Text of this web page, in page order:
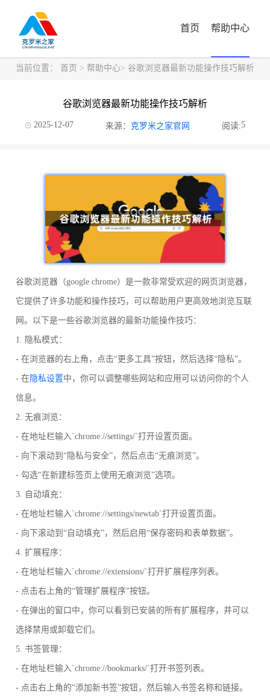
首页 帮助中心
当前位置： 首页 > 帮助中心> 谷歌浏览器最新功能操作技巧解析
谷歌浏览器最新功能操作技巧解析
2025-12-07 来源： 克罗米之家官网 阅读:5
谷歌浏览器（google chrome）是一款非常受欢迎的网页浏览器，
它提供了许多功能和操作技巧，可以帮助用户更高效地浏览互联
网。以下是一些谷歌浏览器的最新功能操作技巧：
1. 隐私模式：
- 在浏览器的右上角，点击“更多工具”按钮，然后选择“隐私”。
- 在 隐私设置中，你可以调整哪些网站和应用可以访问你的个人
信息。
2. 无痕浏览：
- 在地址栏输入`chrome://settings/`打开设置页面。
- 向下滚动到“隐私与安全”，然后点击“无痕浏览”。
- 勾选“在新建标签页上使用无痕浏览”选项。
3. 自动填充：
- 在地址栏输入`chrome://settings/newtab`打开设置页面。
- 向下滚动到“自动填充”，然后启用“保存密码和表单数据”。
4. 扩展程序：
- 在地址栏输入`chrome://extensions/`打开扩展程序列表。
- 点击右上角的“管理扩展程序”按钮。
- 在弹出的窗口中，你可以看到已安装的所有扩展程序，并可以
选择禁用或卸载它们。
5. 书签管理：
- 在地址栏输入`chrome://bookmarks/`打开书签列表。
- 点击右上角的“添加新书签”按钮，然后输入书签名称和链接。